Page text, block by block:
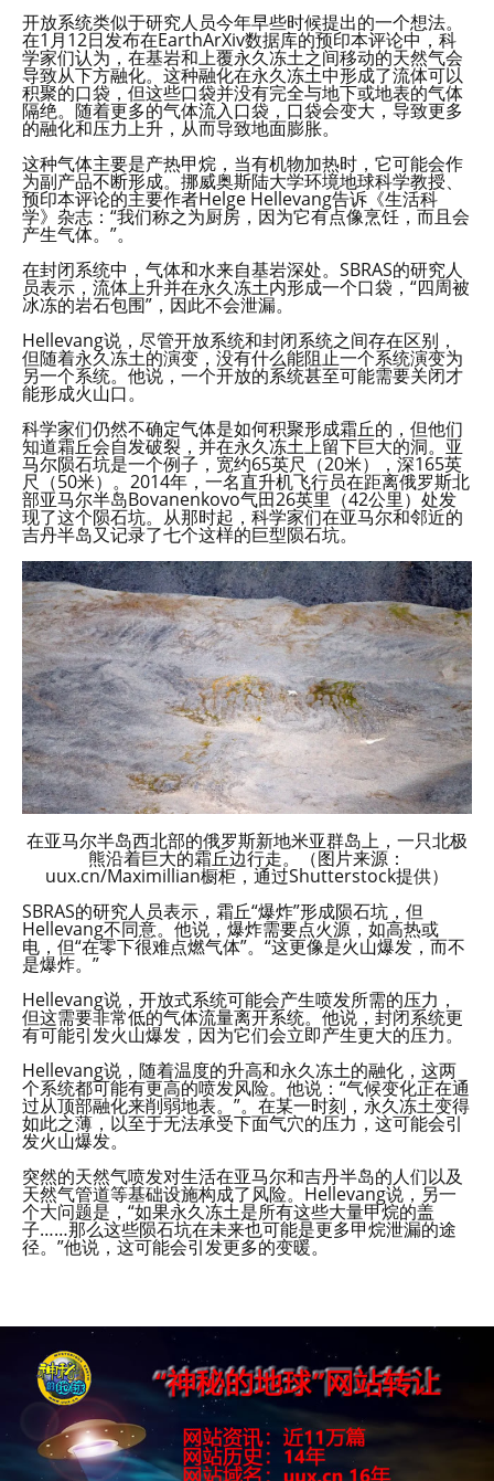
开放系统类似于研究人员今年早些时候提出的一个想法。
在1月12日发布在EarthArXiv数据库的预印本评论中，科
学家们认为，在基岩和上覆永久冻土之间移动的天然气会
导致从下方融化。这种融化在永久冻土中形成了流体可以
积聚的口袋，但这些口袋并没有完全与地下或地表的气体
隔绝。随着更多的气体流入口袋，口袋会变大，导致更多
的融化和压力上升，从而导致地面膨胀。
这种气体主要是产热甲烷，当有机物加热时，它可能会作
为副产品不断形成。挪威奥斯陆大学环境地球科学教授、
预印本评论的主要作者Helge Hellevang告诉《生活科
学》杂志：“我们称之为厨房，因为它有点像烹饪，而且会
产生气体。”。
在封闭系统中，气体和水来自基岩深处。SBRAS的研究人
员表示，流体上升并在永久冻土内形成一个口袋，“四周被
冰冻的岩石包围”，因此不会泄漏。
Hellevang说，尽管开放系统和封闭系统之间存在区别，
但随着永久冻土的演变，没有什么能阻止一个系统演变为
另一个系统。他说，一个开放的系统甚至可能需要关闭才
能形成火山口。
科学家们仍然不确定气体是如何积聚形成霜丘的，但他们
知道霜丘会自发破裂，并在永久冻土上留下巨大的洞。亚
马尔陨石坑是一个例子，宽约65英尺（20米），深165英
尺（50米）。2014年，一名直升机飞行员在距离俄罗斯北
部亚马尔半岛Bovanenkovo气田26英里（42公里）处发
现了这个陨石坑。从那时起，科学家们在亚马尔和邻近的
吉丹半岛又记录了七个这样的巨型陨石坑。
在亚马尔半岛西北部的俄罗斯新地米亚群岛上，一只北极
熊沿着巨大的霜丘边行走。（图片来源：
uux.cn/Maximillian橱柜，通过Shutterstock提供）
SBRAS的研究人员表示，霜丘“爆炸”形成陨石坑，但
Hellevang不同意。他说，爆炸需要点火源，如高热或
电，但“在零下很难点燃气体”。“这更像是火山爆发，而不
是爆炸。”
Hellevang说，开放式系统可能会产生喷发所需的压力，
但这需要非常低的气体流量离开系统。他说，封闭系统更
有可能引发火山爆发，因为它们会立即产生更大的压力。
Hellevang说，随着温度的升高和永久冻土的融化，这两
个系统都可能有更高的喷发风险。他说：“气候变化正在通
过从顶部融化来削弱地表。”。在某一时刻，永久冻土变得
如此之薄，以至于无法承受下面气穴的压力，这可能会引
发火山爆发。
突然的天然气喷发对生活在亚马尔和吉丹半岛的人们以及
天然气管道等基础设施构成了风险。Hellevang说，另一
个大问题是，“如果永久冻土是所有这些大量甲烷的盖
子……那么这些陨石坑在未来也可能是更多甲烷泄漏的途
径。”他说，这可能会引发更多的变暖。